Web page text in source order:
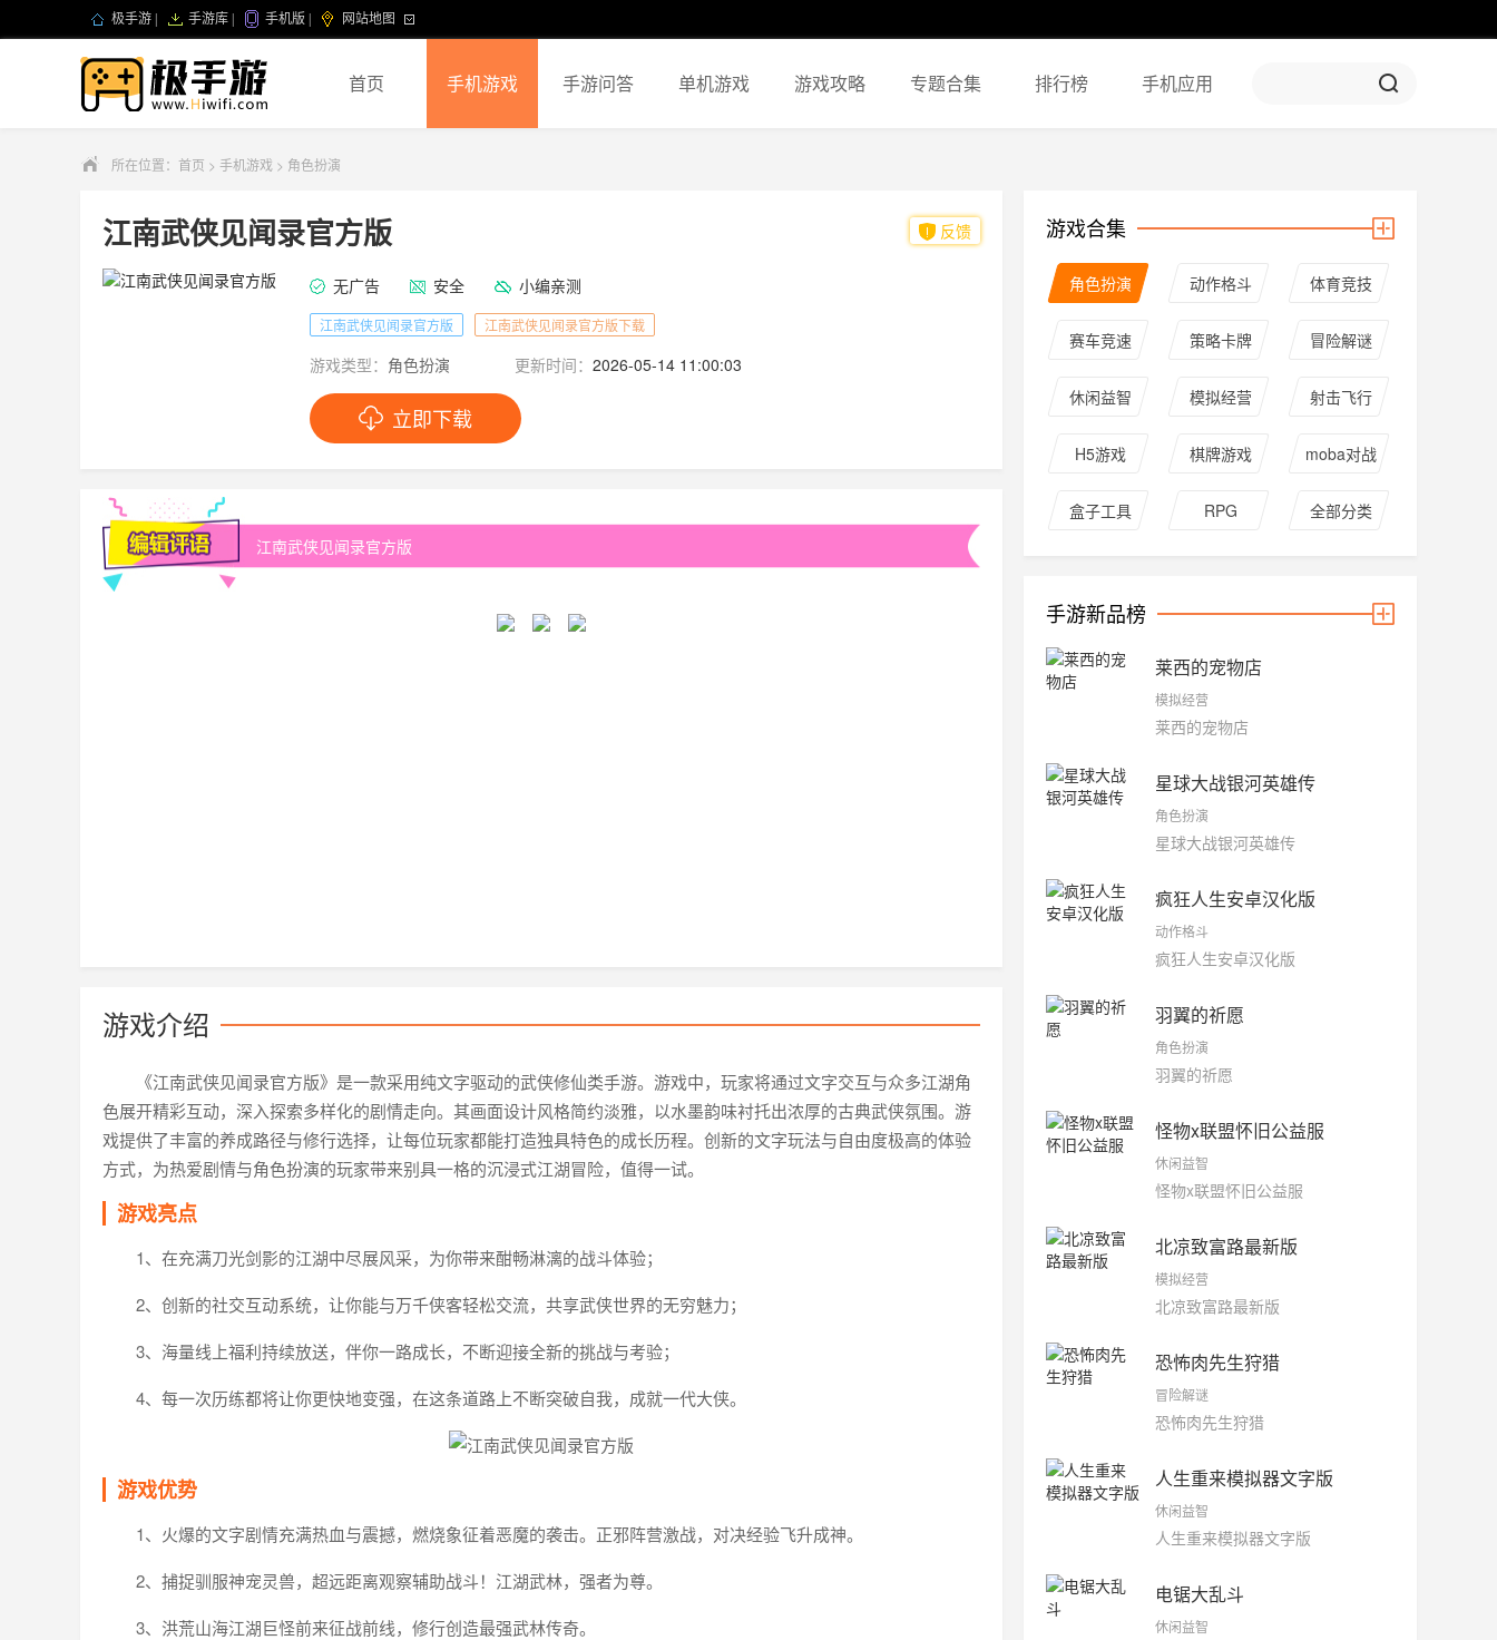
极手游 手游库 手机版 网站地图
首页 手机游戏 手游问答 单机游戏 游戏攻略 专题合集 排行榜 手机应用
所在位置： 首页 > 手机游戏 > 角色扮演
江南武侠见闻录官方版
无广告 安全 小编亲测
江南武侠见闻录官方版 江南武侠见闻录官方版下载
游戏类型： 角色扮演 更新时间： 2026-05-14 11:00:03
立即下载
反馈
江南武侠见闻录官方版
游戏介绍
《江南武侠见闻录官方版》是一款采用纯文字驱动的武侠修仙类手游。游戏中，玩家将通过文字交互与众多江湖角
色展开精彩互动，深入探索多样化的剧情走向。其画面设计风格简约淡雅，以水墨韵味衬托出浓厚的古典武侠氛围。游
戏提供了丰富的养成路径与修行选择，让每位玩家都能打造独具特色的成长历程。创新的文字玩法与自由度极高的体验
方式，为热爱剧情与角色扮演的玩家带来别具一格的沉浸式江湖冒险，值得一试。
游戏亮点
1、在充满刀光剑影的江湖中尽展风采，为你带来酣畅淋漓的战斗体验；
2、创新的社交互动系统，让你能与万千侠客轻松交流，共享武侠世界的无穷魅力；
3、海量线上福利持续放送，伴你一路成长，不断迎接全新的挑战与考验；
4、每一次历练都将让你更快地变强，在这条道路上不断突破自我，成就一代大侠。
游戏优势
1、火爆的文字剧情充满热血与震撼，燃烧象征着恶魔的袭击。正邪阵营激战，对决经验飞升成神。
2、捕捉驯服神宠灵兽，超远距离观察辅助战斗！江湖武林，强者为尊。
3、洪荒山海江湖巨怪前来征战前线，修行创造最强武林传奇。
游戏合集
角色扮演 动作格斗 体育竞技
赛车竞速 策略卡牌 冒险解谜
休闲益智 模拟经营 射击飞行
H5游戏 棋牌游戏 moba对战
盒子工具 RPG 全部分类
手游新品榜
莱西的宠物店
模拟经营
莱西的宠物店
星球大战银河英雄传
角色扮演
星球大战银河英雄传
疯狂人生安卓汉化版
动作格斗
疯狂人生安卓汉化版
羽翼的祈愿
角色扮演
羽翼的祈愿
怪物x联盟怀旧公益服
休闲益智
怪物x联盟怀旧公益服
北凉致富路最新版
模拟经营
北凉致富路最新版
恐怖肉先生狩猎
冒险解谜
恐怖肉先生狩猎
人生重来模拟器文字版
休闲益智
人生重来模拟器文字版
电锯大乱斗
休闲益智